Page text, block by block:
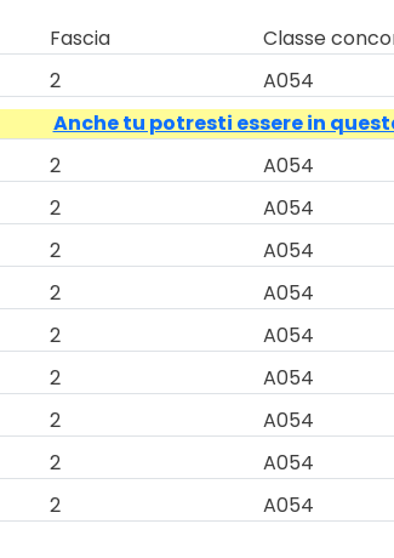
Fascia Classe
2 A054
Anche tu potresti essere in
2 A054
2 A054
2 A054
2 A054
2 A054
2 A054
2 A054
2 A054
2 A054